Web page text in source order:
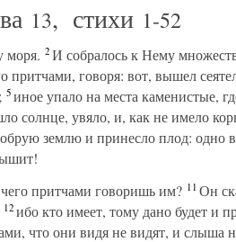
13, стихи 1-52
моря. 2И собралось к Нему
говоря: вот, вышел
5иное упало на места каменистые,
солнце, увяло, и, как не имело
землю и принесло плод: одно
притчами говоришь им? 11Он
12ибо кто имеет, тому дано будет и
что они видя не видят, и слыша